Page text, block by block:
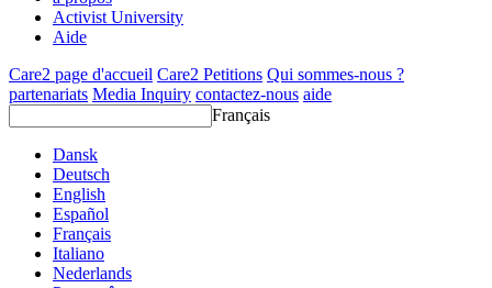
Activist University
Aide
Care2 page d'accueil Care2 Petitions Qui sommes-nous ?
partenariats Media Inquiry contactez-nous aide
Français
Dansk
Deutsch
English
Español
Français
Italiano
Nederlands